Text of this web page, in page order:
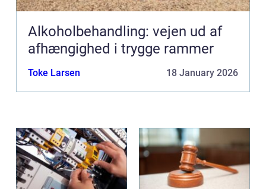
Alkoholbehandling: vejen ud af
afhængighed i trygge rammer
Toke Larsen 18 January 2026